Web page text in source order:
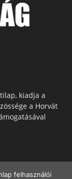
kiadja a
a Horvát
felhasználói